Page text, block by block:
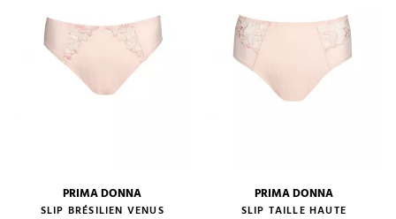
PRIMA DONNA
SLIP BRÉSILIEN VENUS
PRIMA DONNA
SLIP TAILLE HAUTE